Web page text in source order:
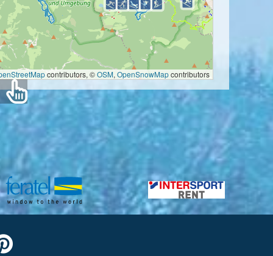
contributors, ©OSM,OpenSnowMapcontributors